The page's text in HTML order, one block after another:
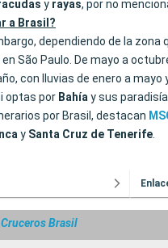
y rayas, por no
a Brasil?
dependiendo de la
São Paulo. De mayo a
con lluvias de enero a
optas por Bahía y sus
por Brasil, destacan
y Santa Cruz de Tenerife
Cruceros Brasil